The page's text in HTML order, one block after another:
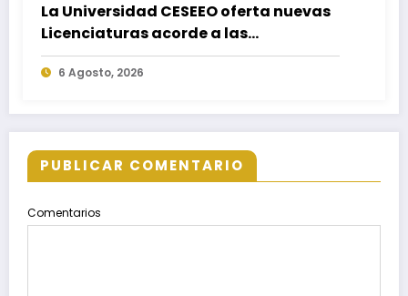
La Universidad CESEEO oferta nuevas
Licenciaturas acorde a las
necesidades educativas de los
egresados de escuelas del nivel medio
6 Agosto, 2026
PUBLICAR COMENTARIO
Comentarios